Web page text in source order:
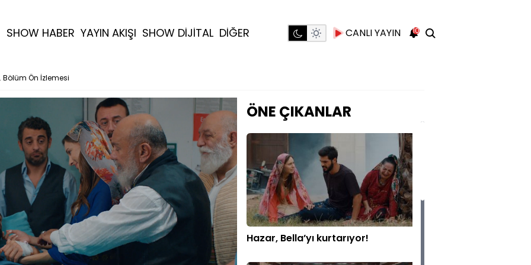
SHOW HABER YAYIN AKIŞI SHOW DİJİTAL DİĞER CANLI YAYIN 10
Bölüm Ön İzlemesi
ÖNE ÇIKANLAR
Hazar, Bella’yı kurtarıyor!